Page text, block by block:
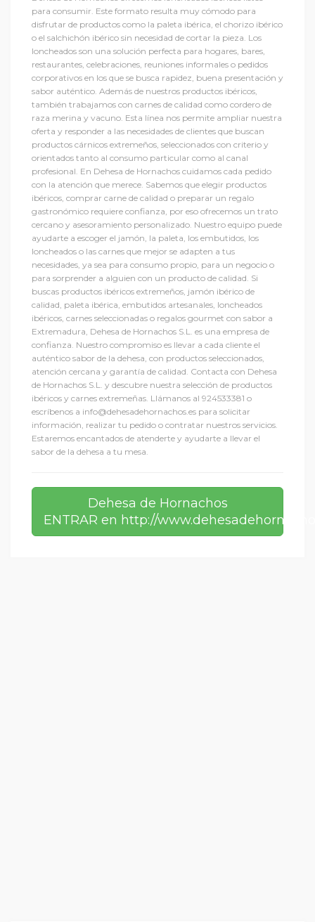
para consumir. Este formato resulta muy cómodo para
disfrutar de productos como la paleta ibérica, el chorizo ibérico
o el salchichón ibérico sin necesidad de cortar la pieza. Los
loncheados son una solución perfecta para hogares, bares,
restaurantes, celebraciones, reuniones informales o pedidos
corporativos en los que se busca rapidez, buena presentación y
sabor auténtico. Además de nuestros productos ibéricos,
también trabajamos con carnes de calidad como cordero de
raza merina y vacuno. Esta línea nos permite ampliar nuestra
oferta y responder a las necesidades de clientes que buscan
productos cárnicos extremeños, seleccionados con criterio y
orientados tanto al consumo particular como al canal
profesional. En Dehesa de Hornachos cuidamos cada pedido
con la atención que merece. Sabemos que elegir productos
ibéricos, comprar carne de calidad o preparar un regalo
gastronómico requiere confianza, por eso ofrecemos un trato
cercano y asesoramiento personalizado. Nuestro equipo puede
ayudarte a escoger el jamón, la paleta, los embutidos, los
loncheados o las carnes que mejor se adapten a tus
necesidades, ya sea para consumo propio, para un negocio o
para sorprender a alguien con un producto de calidad. Si
buscas productos ibéricos extremeños, jamón ibérico de
calidad, paleta ibérica, embutidos artesanales, loncheados
ibéricos, carnes seleccionadas o regalos gourmet con sabor a
Extremadura, Dehesa de Hornachos S.L. es una empresa de
confianza. Nuestro compromiso es llevar a cada cliente el
auténtico sabor de la dehesa, con productos seleccionados,
atención cercana y garantía de calidad. Contacta con Dehesa
de Hornachos S.L. y descubre nuestra selección de productos
ibéricos y carnes extremeñas. Llámanos al 924533381 o
escríbenos a info@dehesadehornachos.es para solicitar
información, realizar tu pedido o contratar nuestros servicios.
Estaremos encantados de atenderte y ayudarte a llevar el
sabor de la dehesa a tu mesa.
Dehesa de Hornachos
ENTRAR en http://